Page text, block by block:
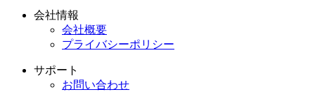
会社情報
会社概要
プライバシーポリシー
サポート
お問い合わせ